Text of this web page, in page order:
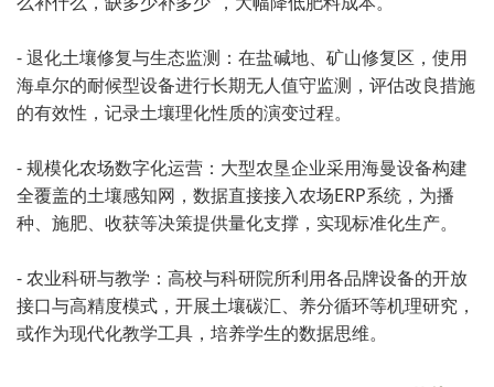
- 退化土壤修复与生态监测：在盐碱地、矿山修复区，使用
海卓尔的耐候型设备进行长期无人值守监测，评估改良措施
的有效性，记录土壤理化性质的演变过程。
- 规模化农场数字化运营：大型农垦企业采用海曼设备构建
全覆盖的土壤感知网，数据直接接入农场ERP系统，为播
种、施肥、收获等决策提供量化支撑，实现标准化生产。
- 农业科研与教学：高校与科研院所利用各品牌设备的开放
接口与高精度模式，开展土壤碳汇、养分循环等机理研究，
或作为现代化教学工具，培养学生的数据思维。